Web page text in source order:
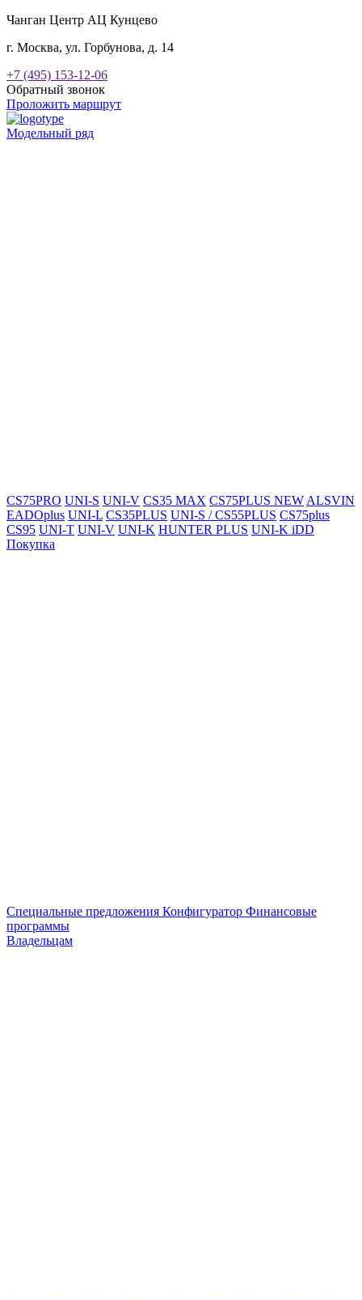
Чанган Центр АЦ Кунцево
г. Москва, ул. Горбунова, д. 14
+7 (495) 153-12-06
Обратный звонок
Проложить маршрут
Модельный ряд
CS75PRO UNI-S UNI-V CS35 MAX CS75PLUS NEW ALSVIN
EADOplus UNI-L CS35PLUS UNI-S / CS55PLUS CS75plus
CS95 UNI-T UNI-V UNI-K HUNTER PLUS UNI-K iDD
Покупка
Специальные предложения Конфигуратор Финансовые
программы
Владельцам